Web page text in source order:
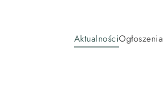
AktualnościOgłoszenia